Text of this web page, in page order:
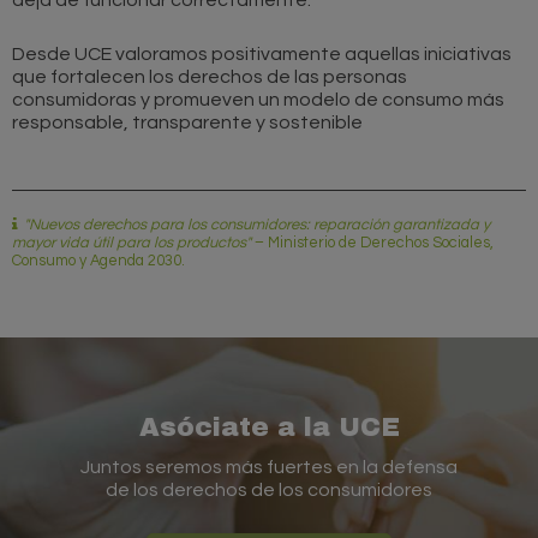
Desde UCE valoramos positivamente aquellas iniciativas
que fortalecen los derechos de las personas
consumidoras y promueven un modelo de consumo más
responsable, transparente y sostenible
"Nuevos derechos para los consumidores: reparación garantizada y
mayor vida útil para los productos"– Ministerio de Derechos Sociales,
Consumo y Agenda 2030.
Asóciate a la UCE
Juntos seremos más fuertes en la defensa
de los derechos de los consumidores